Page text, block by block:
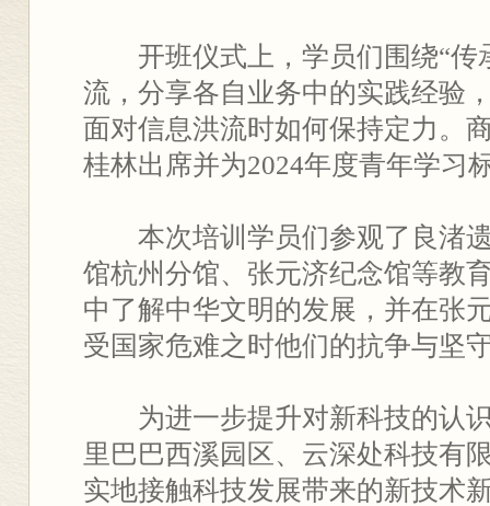
开班仪式上，学员们围绕“传
流，分享各自业务中的实践经验
面对信息洪流时如何保持定力。
桂林出席并为2024年度青年学习
本次培训学员们参观了良渚
馆杭州分馆、张元济纪念馆等教
中了解中华文明的发展，并在张
受国家危难之时他们的抗争与坚
为进一步提升对新科技的认
里巴巴西溪园区、云深处科技有
实地接触科技发展带来的新技术